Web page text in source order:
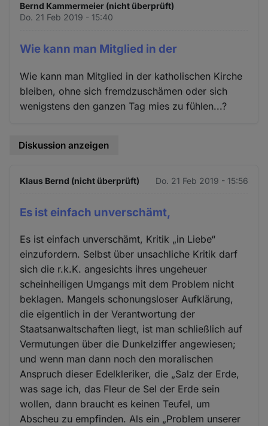
Bernd Kammermeier (nicht überprüft)
Do. 21 Feb 2019 - 15:40
Wie kann man Mitglied in der
Wie kann man Mitglied in der katholischen Kirche
bleiben, ohne sich fremdzuschämen oder sich
wenigstens den ganzen Tag mies zu fühlen...?
Diskussion anzeigen
Klaus Bernd (nicht überprüft) Do. 21 Feb 2019 - 15:56
Es ist einfach unverschämt,
Es ist einfach unverschämt, Kritik „in Liebe“
einzufordern. Selbst über unsachliche Kritik darf
sich die r.k.K. angesichts ihres ungeheuer
scheinheiligen Umgangs mit dem Problem nicht
beklagen. Mangels schonungsloser Aufklärung,
die eigentlich in der Verantwortung der
Staatsanwaltschaften liegt, ist man schließlich auf
Vermutungen über die Dunkelziffer angewiesen;
und wenn man dann noch den moralischen
Anspruch dieser Edelkleriker, die „Salz der Erde,
was sage ich, das Fleur de Sel der Erde sein
wollen, dann braucht es keinen Teufel, um
Abscheu zu empfinden. Als ein „Problem unserer